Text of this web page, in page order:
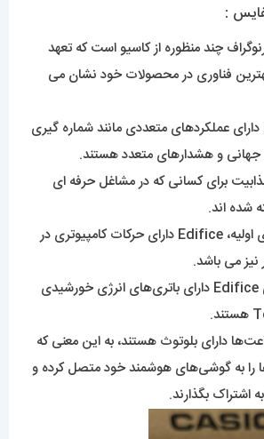
چند منظوره از کاسیو است که تعهد
بهترین فناوری در محصولات خود نشان می
ساعت های Edifice دارای عملکردهای متعددی مانند شماره گیری
و هشدارهای متعدد هستند.
برای کسانی که در مشاغل حرفه ای
شده اند.
علاوه بر کرنوگراف های اولیه، Edifice دارای حرکات کامپیوتری در
می باشد.
بسیاری از ساعت‌های Edifice دارای باتری‌های انرژی خورشیدی
دارای بلوتوث هستند، به این معنی که
را به گوشی‌های هوشمند خود متصل کرده و
اشتراک بگذارند.